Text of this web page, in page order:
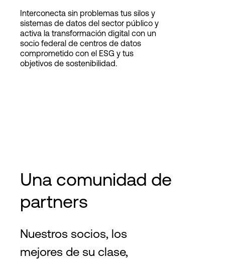
Interconecta sin problemas tus silos y
sistemas de datos del sector público y
activa la transformación digital con un
socio federal de centros de datos
comprometido con el ESG y tus
objetivos de sostenibilidad.
Una comunidad de
partners
Nuestros socios, los
mejores de su clase,